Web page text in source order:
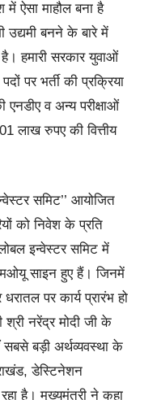
ऐसा माहौल बना है
उद्यमी बनने के बारे में
हमारी सरकार युवाओं
पर भर्ती की प्रक्रिया
व अन्य परीक्षाओं
लाख रुपए की वित्तीय
समिट’’ आयोजित
को निवेश के प्रति
इन्वेस्टर समिट में
साइन हुए हैं। जिनमें
पर कार्य प्रारंभ हो
नरेंद्र मोदी जी के
सबसे बड़ी अर्थव्यवस्था के
डेस्टिनेशन
है। मुख्यमंत्री ने कहा